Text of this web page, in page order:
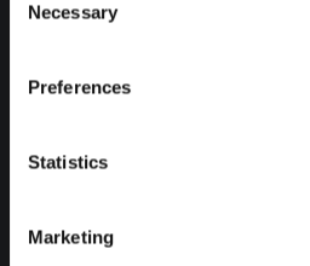
Selection
Necessary
Preferences
Statistics
Marketing
Unsere Sôha Academy
Entwicklungsmöglichkeiten –